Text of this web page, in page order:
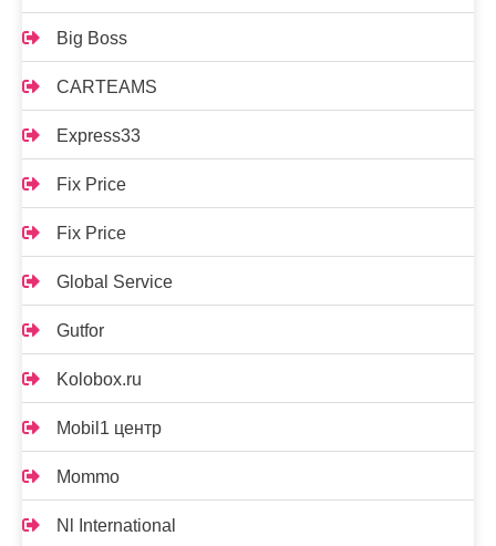
Big Boss
CARTEAMS
Express33
Fix Price
Fix Price
Global Service
Gutfor
Kolobox.ru
Mobil1 центр
Mommo
Nl International